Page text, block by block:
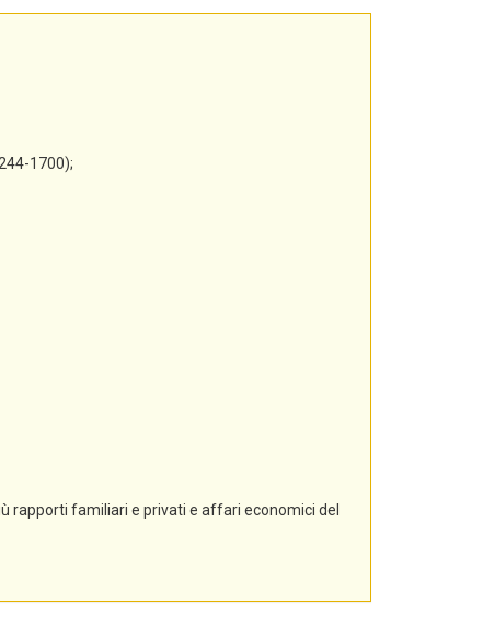
1700);
rapporti familiari e privati e affari economici del